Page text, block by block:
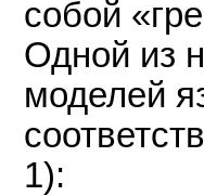
собой
Одной из
моделей
1):